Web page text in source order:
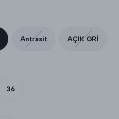
Antrasit AÇIK GRİ
36